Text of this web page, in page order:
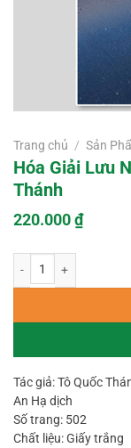
Trang chủ / Sản
Hóa Giải Lưu
Thánh
220.000₫
Tác giả: Tô Quốc
An Hạ dịch
Số trang: 502
Chất liệu: Giấy trắng